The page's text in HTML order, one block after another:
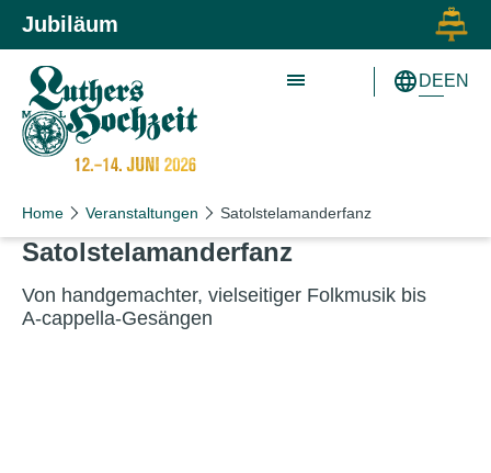
Zum Inhalt springen
Zur Hauptnavigation springen
Jubiläum
DEEN
Home Veranstaltungen Satolstelamanderfanz
Satolstelamanderfanz
Von handgemachter, vielseitiger Folkmusik bis
A‑cappella-Gesängen